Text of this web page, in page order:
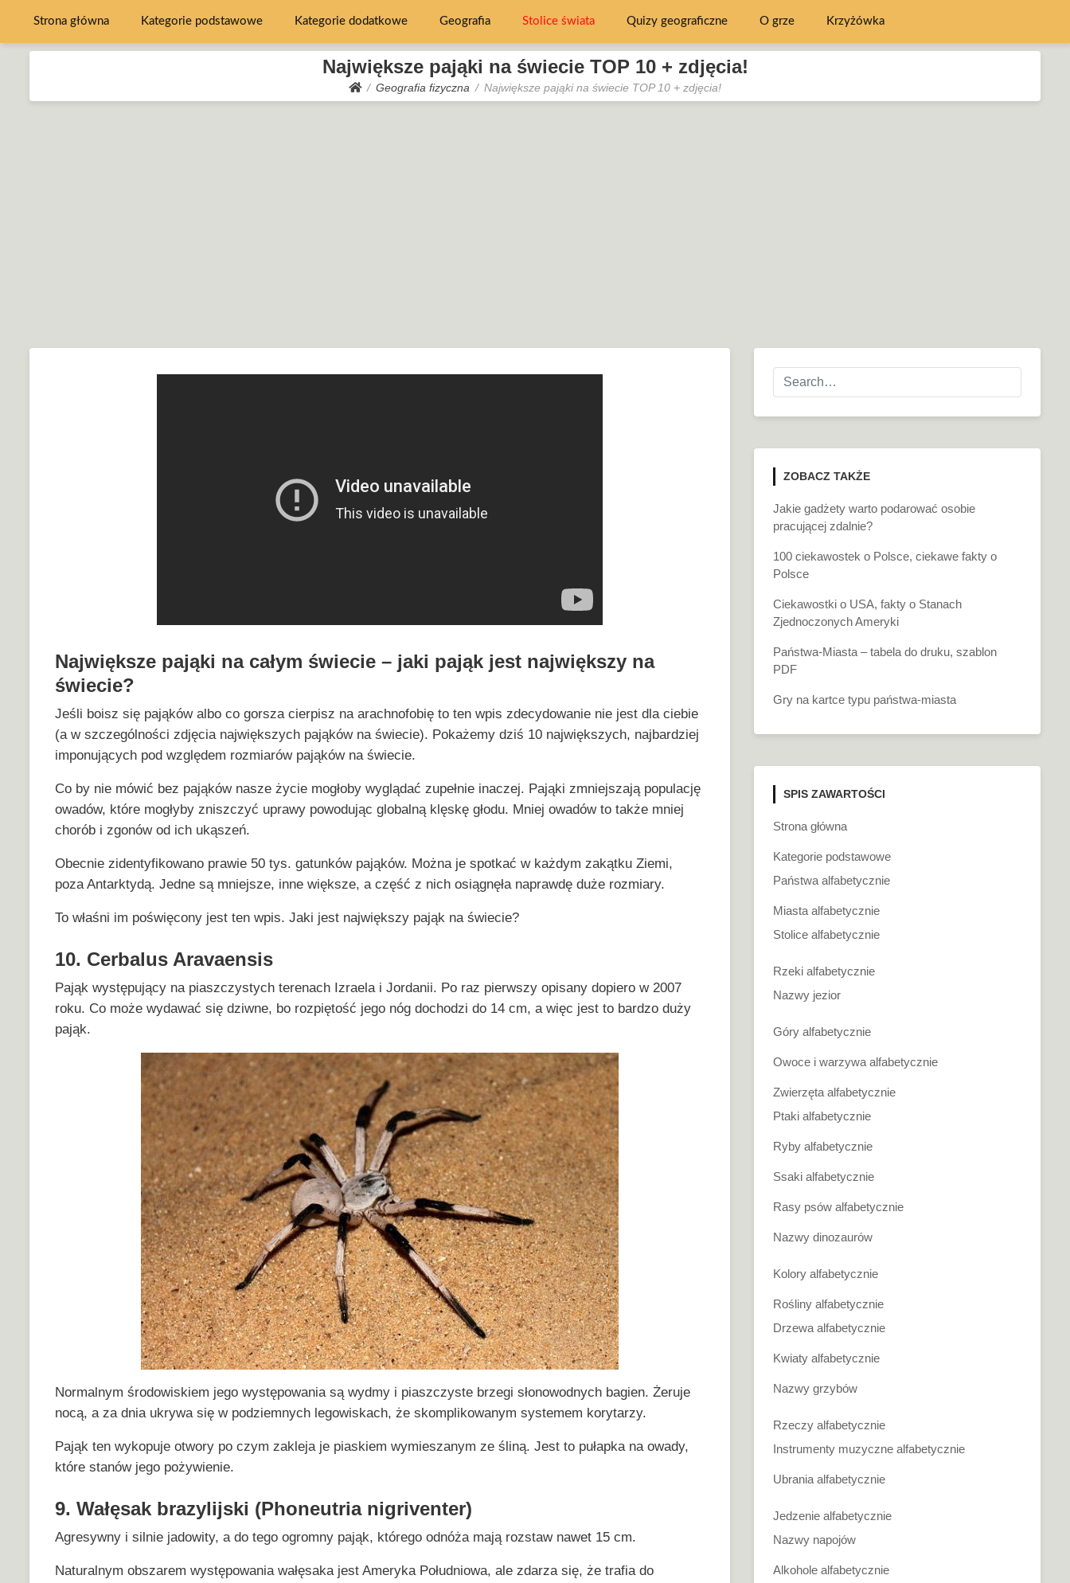
Strona główna Kategorie podstawowe Kategorie dodatkowe Geografia Stolice świata Quizy geograficzne O grze Krzyżówka
Największe pająki na świecie TOP 10 + zdjęcia!
Geografia fizyczna Największe pająki na świecie TOP 10 + zdjęcia!
Największe pająki na całym świecie – jaki pająk jest największy na
świecie?
Jeśli boisz się pająków albo co gorsza cierpisz na arachnofobię to ten wpis zdecydowanie nie jest dla ciebie
(a w szczególności zdjęcia największych pająków na świecie). Pokażemy dziś 10 największych, najbardziej
imponujących pod względem rozmiarów pająków na świecie.
Co by nie mówić bez pająków nasze życie mogłoby wyglądać zupełnie inaczej. Pająki zmniejszają populację
owadów, które mogłyby zniszczyć uprawy powodując globalną klęskę głodu. Mniej owadów to także mniej
chorób i zgonów od ich ukąszeń.
Obecnie zidentyfikowano prawie 50 tys. gatunków pająków. Można je spotkać w każdym zakątku Ziemi,
poza Antarktydą. Jedne są mniejsze, inne większe, a część z nich osiągnęła naprawdę duże rozmiary.
To właśni im poświęcony jest ten wpis. Jaki jest największy pająk na świecie?
10. Cerbalus Aravaensis
Pająk występujący na piaszczystych terenach Izraela i Jordanii. Po raz pierwszy opisany dopiero w 2007
roku. Co może wydawać się dziwne, bo rozpiętość jego nóg dochodzi do 14 cm, a więc jest to bardzo duży
pająk.
Normalnym środowiskiem jego występowania są wydmy i piaszczyste brzegi słonowodnych bagien. Żeruje
nocą, a za dnia ukrywa się w podziemnych legowiskach, że skomplikowanym systemem korytarzy.
Pająk ten wykopuje otwory po czym zakleja je piaskiem wymieszanym ze śliną. Jest to pułapka na owady,
które stanów jego pożywienie.
9. Wałęsak brazylijski (Phoneutria nigriventer)
Agresywny i silnie jadowity, a do tego ogromny pająk, którego odnóża mają rozstaw nawet 15 cm.
Naturalnym obszarem występowania wałęsaka jest Ameryka Południowa, ale zdarza się, że trafia do
ZOBACZ TAKŻE
Jakie gadżety warto podarować osobie
pracującej zdalnie?
100 ciekawostek o Polsce, ciekawe fakty o
Polsce
Ciekawostki o USA, fakty o Stanach
Zjednoczonych Ameryki
Państwa-Miasta – tabela do druku, szablon
PDF
Gry na kartce typu państwa-miasta
SPIS ZAWARTOŚCI
Strona główna
Kategorie podstawowe
Państwa alfabetycznie
Miasta alfabetycznie
Stolice alfabetycznie
Rzeki alfabetycznie
Nazwy jezior
Góry alfabetycznie
Owoce i warzywa alfabetycznie
Zwierzęta alfabetycznie
Ptaki alfabetycznie
Ryby alfabetycznie
Ssaki alfabetycznie
Rasy psów alfabetycznie
Nazwy dinozaurów
Kolory alfabetycznie
Rośliny alfabetycznie
Drzewa alfabetycznie
Kwiaty alfabetycznie
Nazwy grzybów
Rzeczy alfabetycznie
Instrumenty muzyczne alfabetycznie
Ubrania alfabetycznie
Jedzenie alfabetycznie
Nazwy napojów
Alkohole alfabetycznie